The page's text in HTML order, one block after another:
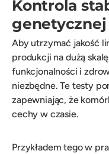
Kontrola
genetycznej
Aby utrzymać jakość
produkcji na dużą
funkcjonalności i
niezbędne. Te testy
zapewniając, że
cechy w czasie.
Przykładem tego w